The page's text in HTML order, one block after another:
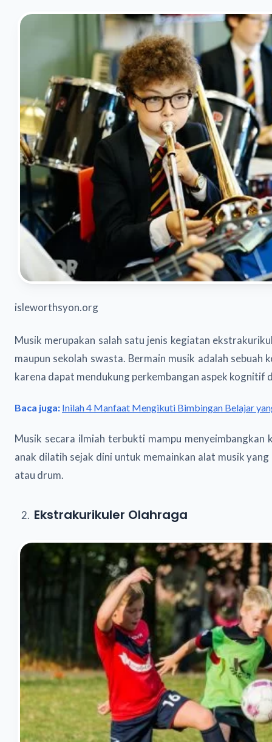
isleworthsyon.org
Musik merupakan salah satu jenis kegiatan
maupun sekolah swasta. Bermain musik adalah
karena dapat mendukung perkembangan aspek kognitif
Baca juga: Inilah 4 Manfaat Mengikuti Bimbingan Belajar
Musik secara ilmiah terbukti mampu
anak dilatih sejak dini untuk memainkan alat musik
atau drum.
Ekstrakurikuler Olahraga